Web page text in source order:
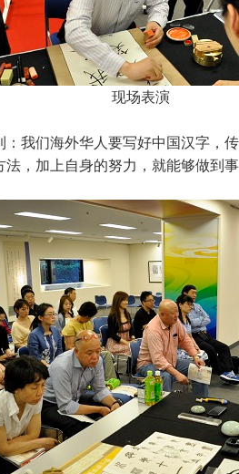
现场表演
：我们海外华人要写好中国汉字，
，加上自身的努力，就能够做到